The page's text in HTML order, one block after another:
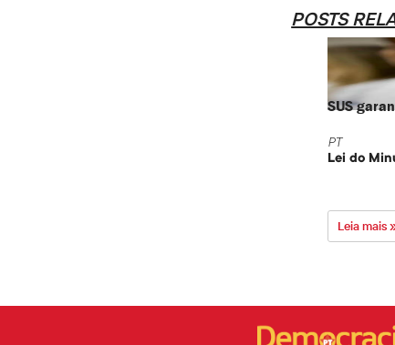
POSTS
SUS
PT
Lei do
Leia mais